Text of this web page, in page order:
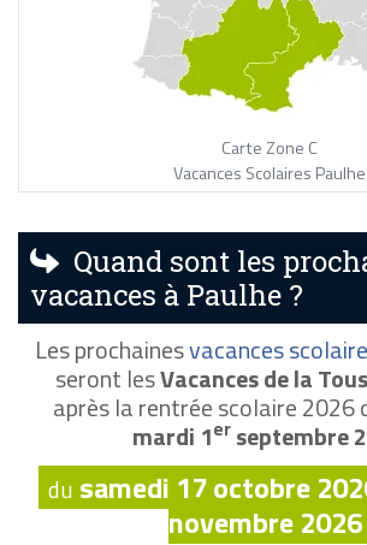
Carte Zone C
Vacances Scolaires Paulhe
Quand sont les
vacances à Paulhe ?
Les prochainesvacances
seront lesVacances de la
après la rentrée scolaire 2026
mardi 1er septembre
du samedi 17 octobre
novembre 2026